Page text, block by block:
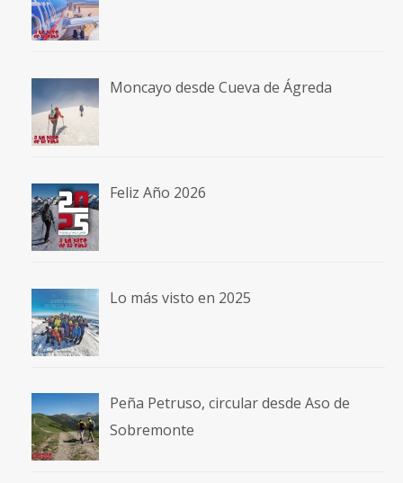
Moncayo desde Cueva de Ágreda
Feliz Año 2026
Lo más visto en 2025
Peña Petruso, circular desde Aso de
Sobremonte